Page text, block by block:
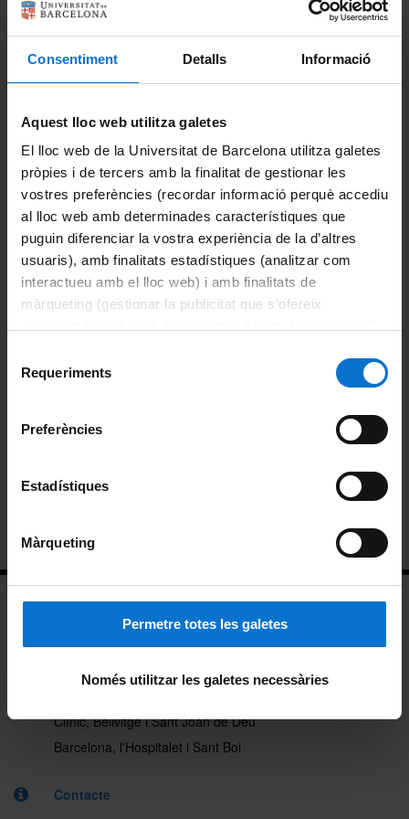
Consentiment Detalls Informació
Aquest lloc web utilitza galetes
El lloc web de la Universitat de Barcelona utilitza galetes
pròpies i de tercers amb la finalitat de gestionar les
vostres preferències (recordar informació perquè accediu
al lloc web amb determinades característiques que
puguin diferenciar la vostra experiència de la d’altres
usuaris), amb finalitats estadístiques (analitzar com
interactueu amb el lloc web) i amb finalitats de
màrqueting (gestionar la publicitat que s’ofereix
consultar laPolítica de galetes del lloc web de la
Requeriments
Preferències
Estadístiques
Màrqueting
Permetre totes les galetes
Només utilitzar les galetes necessàries
Directori
Español
English
Informació del màster
Informació destacada
Avaluació
Beques i ajuts
Calendari acadèmic
Horaris de classe
Treball final de màster
Clínic, Bellvitge i Sant Joan de Déu
Barcelona, l'Hospitalet i Sant Boi
Contacte